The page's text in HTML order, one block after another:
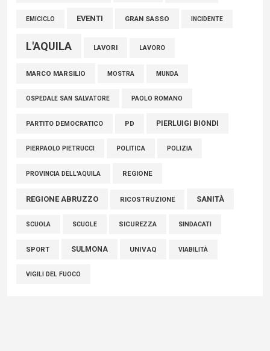
EMICICLO EVENTI GRAN SASSO INCIDENTE
L'AQUILA LAVORI LAVORO
MARCO MARSILIO MOSTRA MUNDA
OSPEDALE SAN SALVATORE PAOLO ROMANO
PARTITO DEMOCRATICO PD PIERLUIGI BIONDI
PIERPAOLO PIETRUCCI POLITICA POLIZIA
PROVINCIA DELL'AQUILA REGIONE
REGIONE ABRUZZO RICOSTRUZIONE SANITÀ
SCUOLA SCUOLE SICUREZZA SINDACATI
SPORT SULMONA UNIVAQ VIABILITÀ
VIGILI DEL FUOCO